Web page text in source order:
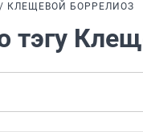
КЛЕЩЕВОЙ БОРРЕЛИОЗ
тэгу